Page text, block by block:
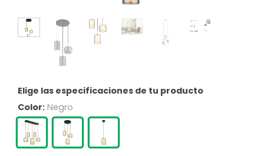
Elige las especificaciones de tu producto
Color: Negro